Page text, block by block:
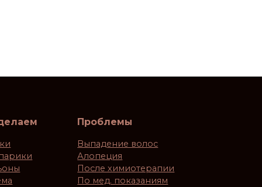
Проблемы
Выпадение волос
Алопеция
После химиотерапии
По мед. показаниям